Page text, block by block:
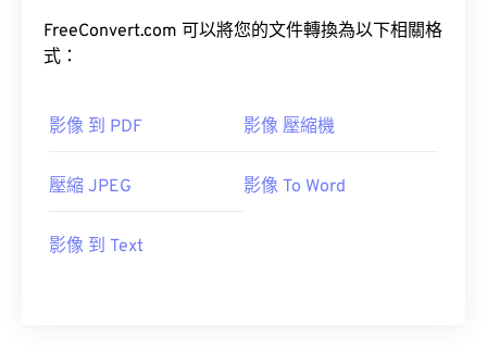
FreeConvert.com 可以將您的文件轉換為以下相關格
式：
影像 到 PDF 影像 壓縮機
壓縮 JPEG 影像 To Word
影像 到 Text